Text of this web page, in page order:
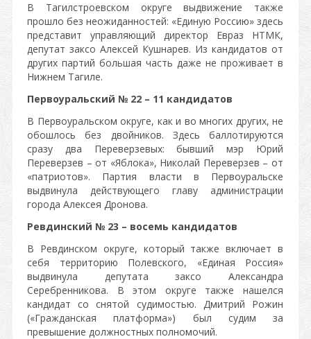
В Тагилстроевском округе выдвижение также
прошло без неожиданностей: «Единую Россию» здесь
представит управляющий директор Евраз НТМК,
депутат заксо Алексей Кушнарев. Из кандидатов от
других партий большая часть даже не проживает в
Нижнем Тагиле.
Первоуральский № 22 – 11 кандидатов
В Первоуральском округе, как и во многих других, не
обошлось без двойников. Здесь баллотируются
сразу два Переверзевых: бывший мэр Юрий
Переверзев – от «Яблока», Николай Переверзев – от
«патриотов». Партия власти в Первоуральске
выдвинула действующего главу администрации
города Алексея Дронова.
Ревдинский № 23 – восемь кандидатов
В Ревдинском округе, который также включает в
себя территорию Полевского, «Единая Россия»
выдвинула депутата заксо Александра
Серебренникова. В этом округе также нашелся
кандидат со снятой судимостью. Дмитрий Рожин
(«Гражданская платформа») был судим за
превышение должностных полномочий.